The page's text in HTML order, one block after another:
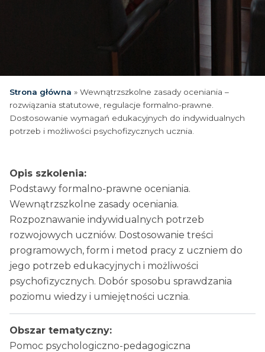
Strona główna » Wewnątrzszkolne zasady oceniania –
rozwiązania statutowe, regulacje formalno-prawne.
Dostosowanie wymagań edukacyjnych do indywidualnych
potrzeb i możliwości psychofizycznych ucznia.
Opis szkolenia:
Podstawy formalno-prawne oceniania.
Wewnątrzszkolne zasady oceniania.
Rozpoznawanie indywidualnych potrzeb
rozwojowych uczniów. Dostosowanie treści
programowych, form i metod pracy z uczniem do
jego potrzeb edukacyjnych i możliwości
psychofizycznych. Dobór sposobu sprawdzania
poziomu wiedzy i umiejętności ucznia.
Obszar tematyczny:
Pomoc psychologiczno-pedagogiczna